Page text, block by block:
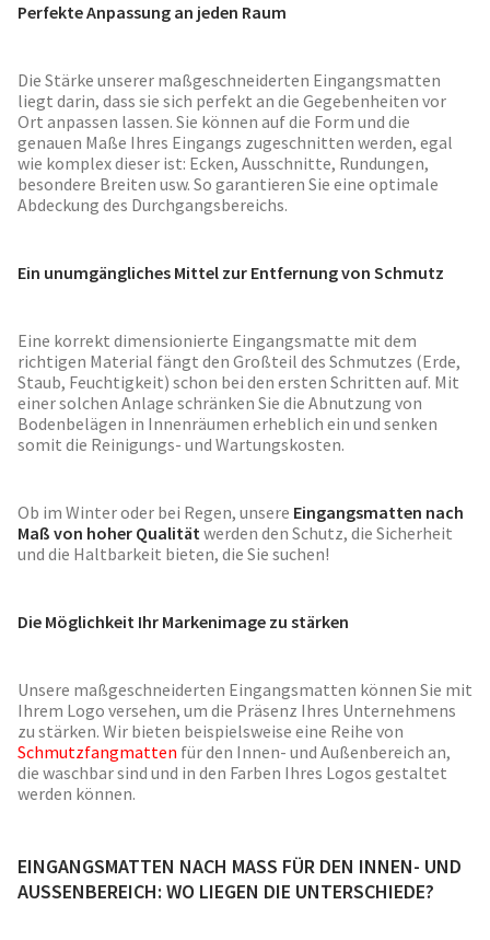
Perfekte Anpassung an jeden Raum
Die Stärke unserer maßgeschneiderten Eingangsmatten
liegt darin, dass sie sich perfekt an die Gegebenheiten vor
Ort anpassen lassen. Sie können auf die Form und die
genauen Maße Ihres Eingangs zugeschnitten werden, egal
wie komplex dieser ist: Ecken, Ausschnitte, Rundungen,
besondere Breiten usw. So garantieren Sie eine optimale
Abdeckung des Durchgangsbereichs.
Ein unumgängliches Mittel zur Entfernung von Schmutz
Eine korrekt dimensionierte Eingangsmatte mit dem
richtigen Material fängt den Großteil des Schmutzes (Erde,
Staub, Feuchtigkeit) schon bei den ersten Schritten auf. Mit
einer solchen Anlage schränken Sie die Abnutzung von
Bodenbelägen in Innenräumen erheblich ein und senken
somit die Reinigungs- und Wartungskosten.
Ob im Winter oder bei Regen, unsere Eingangsmatten nach
Maß von hoher Qualitätwerden den Schutz, die Sicherheit
und die Haltbarkeit bieten, die Sie suchen!
Die Möglichkeit Ihr Markenimage zu stärken
Unsere maßgeschneiderten Eingangsmatten können Sie mit
Ihrem Logo versehen, um die Präsenz Ihres Unternehmens
zu stärken. Wir bieten beispielsweise eine Reihe von
Schmutzfangmatten für den Innen- und Außenbereich an,
die waschbar sind und in den Farben Ihres Logos gestaltet
werden können.
EINGANGSMATTEN NACH MASS FÜR DEN INNEN- UND A
USSENBEREICH: WO LIEGEN DIE UNTERSCHIEDE?